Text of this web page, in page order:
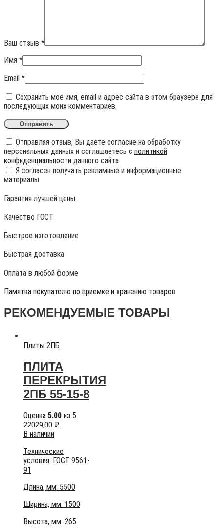
Ваш отзыв *
Имя *
Email *
Сохранить моё имя, email и адрес сайта в этом браузере для
последующих моих комментариев.
Отправляя отзыв, Вы даете согласие на обработку
персональных данных и соглашаетесь с политикой
конфиденциальности данного сайта
Я согласен получать рекламные и информационные
материалы
Гарантия лучшей цены
Качество ГОСТ
Быстрое изготовление
Быстрая доставка
Оплата в любой форме
Памятка покупателю по приемке и хранению товаров
РЕКОМЕНДУЕМЫЕ ТОВАРЫ
Плиты 2ПБ
ПЛИТА
ПЕРЕКРЫТИЯ
2ПБ 55-15-8
Оценка 5.00 из 5
22029,00 ₽
В наличии
Технические
условия: ГОСТ 9561-
91
Длина, мм: 5500
Ширина, мм: 1500
Высота, мм: 265